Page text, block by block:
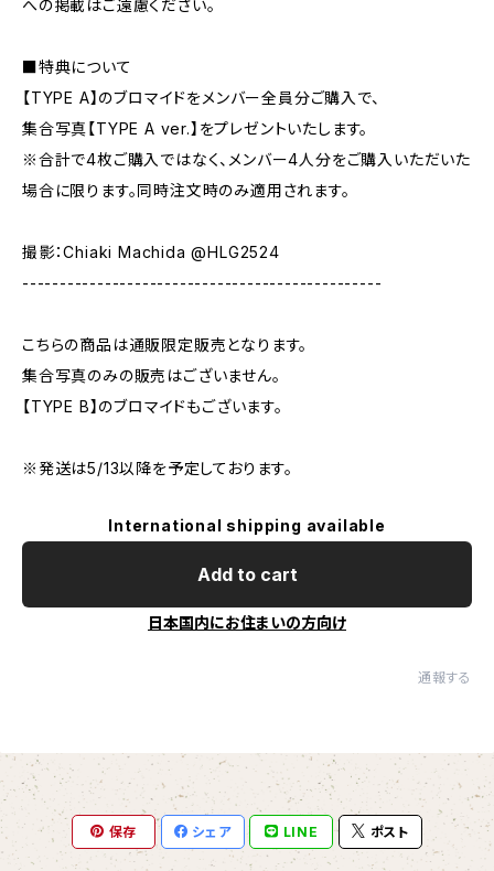
への掲載はご遠慮ください。
■特典について
【TYPE A】のブロマイドをメンバー全員分ご購入で、
集合写真【TYPE A ver.】をプレゼントいたします。
※合計で4枚ご購入ではなく、メンバー4人分をご購入いただいた
場合に限ります。同時注文時のみ適用されます。
撮影：Chiaki Machida @HLG2524
------------------------------------------------
こちらの商品は通販限定販売となります。
集合写真のみの販売はございません。
【TYPE B】のブロマイドもございます。
※発送は5/13以降を予定しております。
International shipping available
Add to cart
日本国内にお住まいの方向け
通報する
保存 シェア LINE ポスト